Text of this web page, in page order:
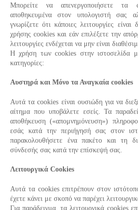
Μπορείτε να απενεργοποιήσετε
αποθηκευμένα στον υπολογιστή σας
γνωρίζετε ότι κάποιες λειτουργίες
χρήσης cookies και εάν επιλέξετε την
λειτουργίες ενδέχεται να μην είναι
Η χρήση των cookies στην ιστοσελίδα
κατηγορίες:
Αυστηρά και Μόνο τα Αναγκαία cookies
Αυτά τα cookies είναι ουσιώδη για να
αίτημα που υποβάλετε εσείς. Τα
αποθήκευση («απομνημόνευση»)
εσάς κατά την περιήγησή σας στον
παρακολουθήσετε ένα πακέτο και τη
σύνδεσής σας κατά την επίσκεψή σας.
Λειτουργικά Cookies
Αυτά τα cookies επιτρέπουν στον
έχετε κάνει με σκοπό να παρέχει
Για παράδειγμα, τα λειτουργικά cookies